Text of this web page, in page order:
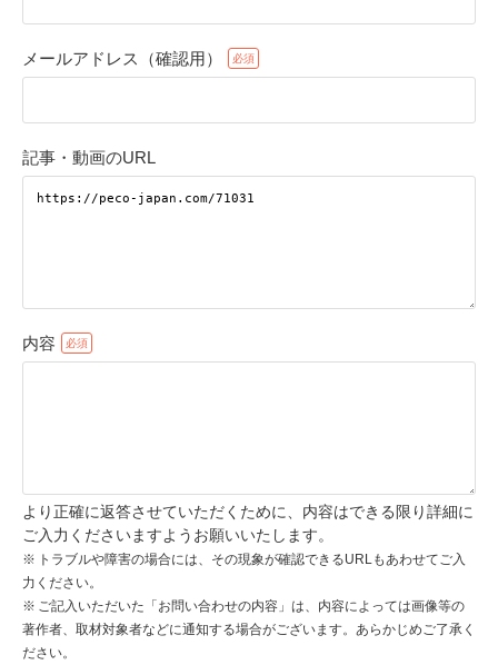
メールアドレス（確認用）
記事・動画のURL
内容
より正確に返答させていただくために、内容はできる限り詳細に
ご入力くださいますようお願いいたします。
トラブルや障害の場合には、その現象が確認できるURLもあわせてご入
力ください。
ご記入いただいた「お問い合わせの内容」は、内容によっては画像等の
著作者、取材対象者などに通知する場合がございます。あらかじめご了承く
ださい。
アプリで開く